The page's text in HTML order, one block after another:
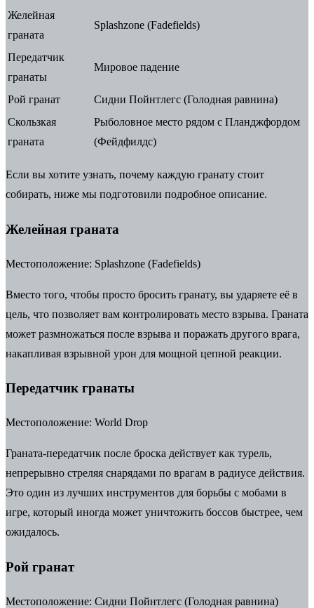
Желейная
граната
Splashzone (Fadefields)
Передатчик
гранаты
Мировое падение
Рой гранат
Сидни Пойнтлегс (Голодная равнина)
Скользкая
граната
Рыболовное место рядом с Планджфордом
(Фейдфилдс)
Если вы хотите узнать, почему каждую гранату стоит
собирать, ниже мы подготовили подробное описание.
Желейная граната
Местоположение: Splashzone (Fadefields)
Вместо того, чтобы просто бросить гранату, вы ударяете её в
цель, что позволяет вам контролировать место взрыва. Граната
может размножаться после взрыва и поражать другого врага,
накапливая взрывной урон для мощной цепной реакции.
Передатчик гранаты
Местоположение: World Drop
Граната-передатчик после броска действует как турель,
непрерывно стреляя снарядами по врагам в радиусе действия.
Это один из лучших инструментов для борьбы с мобами в
игре, который иногда может уничтожить боссов быстрее, чем
ожидалось.
Рой гранат
Местоположение: Сидни Пойнтлегс (Голодная равнина)